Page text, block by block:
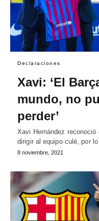
Declaraciones
Xavi: ‘El
mundo, no
perder’
Xavi Hernández
dirigir al equipo culé, por
8 noviembre, 2021